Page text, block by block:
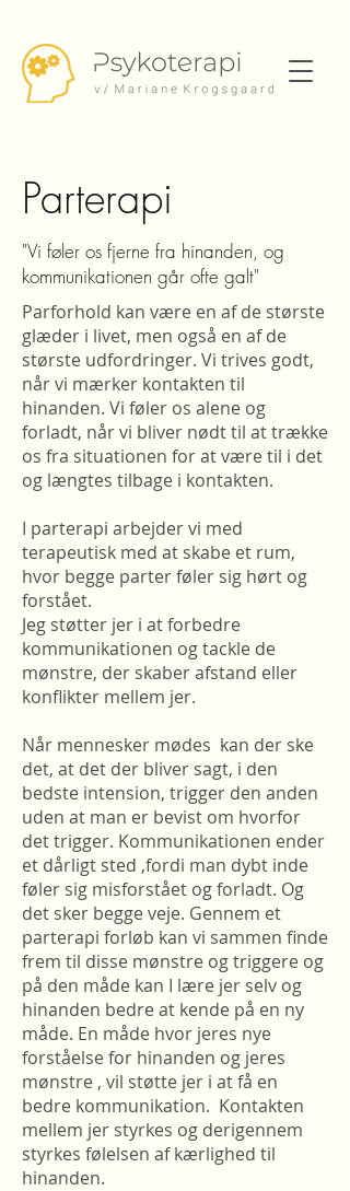
Parterapi
"Vi føler os fjerne fra hinanden, og
kommunikationen går ofte galt"
Parforhold kan være en af de største
glæder i livet, men også en af de
største udfordringer. Vi trives godt,
når vi mærker kontakten til
hinanden. Vi føler os alene og
forladt, når vi bliver nødt til at trække
os fra situationen for at være til i det
og længtes tilbage i kontakten.
I parterapi arbejder vi med
terapeutisk med at skabe et rum,
hvor begge parter føler sig hørt og
forstået.
Jeg støtter jer i at forbedre
kommunikationen og tackle de
mønstre, der skaber afstand eller
konflikter mellem jer.
Når mennesker mødes kan der ske
det, at det der bliver sagt, i den
bedste intension, trigger den anden
uden at man er bevist om hvorfor
det trigger. Kommunikationen ender
et dårligt sted ,fordi man dybt inde
føler sig misforstået og forladt. Og
det sker begge veje. Gennem et
parterapi forløb kan vi sammen finde
frem til disse mønstre og triggere og
på den måde kan I lære jer selv og
hinanden bedre at kende på en ny
måde. En måde hvor jeres nye
forståelse for hinanden og jeres
mønstre , vil støtte jer i at få en
bedre kommunikation. Kontakten
mellem jer styrkes og derigennem
styrkes følelsen af kærlighed til
hinanden.